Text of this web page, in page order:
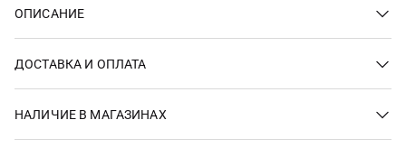
ОПИСАНИЕ
ДОСТАВКА И ОПЛАТА
НАЛИЧИЕ В МАГАЗИНАХ